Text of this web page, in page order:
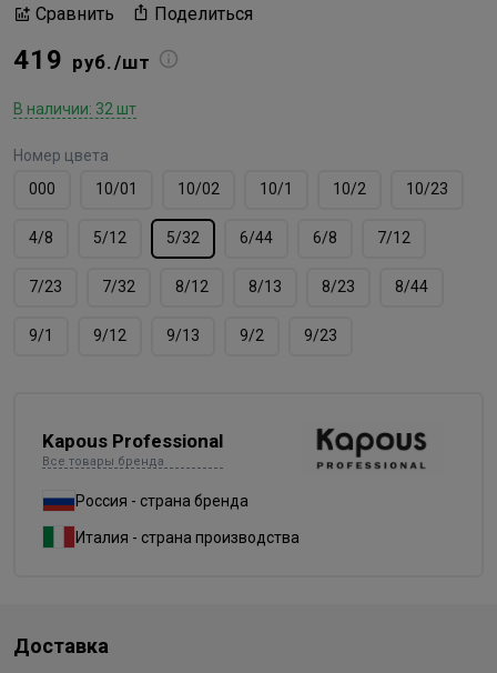
Сравнить Поделиться
419 руб./шт
В наличии: 32 шт
Номер цвета
000
10/01 10/02 10/1 10/2 10/23
4/8 5/12 5/32 6/44 6/8 7/12
7/23 7/32 8/12 8/13 8/23 8/44
9/1 9/12 9/13 9/2 9/23
Kapous Professional
Все товары бренда
Россия - страна бренда
Италия - страна производства
Доставка